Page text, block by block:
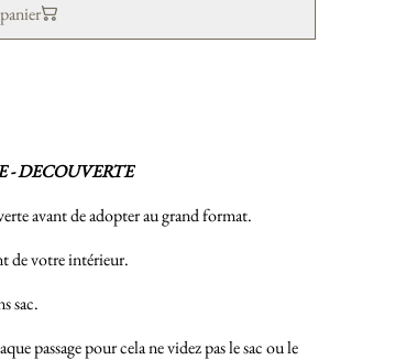
- DECOUVERTE
avant de adopter au grand format.
de votre intérieur.
sac.
passage pour cela ne videz pas le sac ou le